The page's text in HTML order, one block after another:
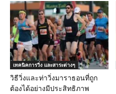
เทคนิคการวิ่ง และสาระต่างๆ
วิธีวิ่งและท่าวิ่งมาราธอนที่ถูก
ต้องได้อย่างมีประสิทธิภาพ